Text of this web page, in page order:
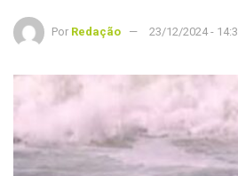
Por Redação 23/12/2024 -